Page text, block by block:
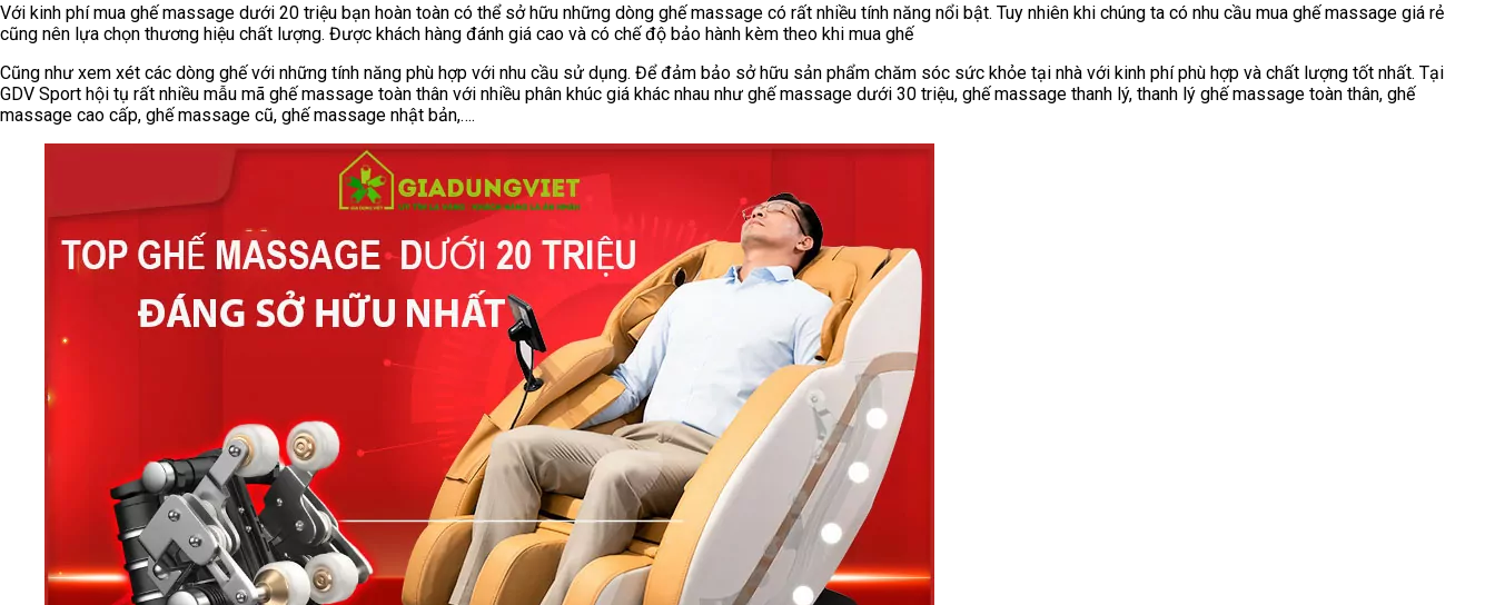
Với kinh phí mua ghế massage dưới 20 triệu bạn hoàn toàn có thể sở hữu những dòng ghế massage có rất nhiều tính năng nổi bật. Tuy nhiên khi chúng ta có nhu cầu mua ghế massage giá rẻ
cũng nên lựa chọn thương hiệu chất lượng. Được khách hàng đánh giá cao và có chế độ bảo hành kèm theo khi mua ghế
Cũng như xem xét các dòng ghế với những tính năng phù hợp với nhu cầu sử dụng. Để đảm bảo sở hữu sản phẩm chăm sóc sức khỏe tại nhà với kinh phí phù hợp và chất lượng tốt nhất. Tại
GDV Sport hội tụ rất nhiều mẫu mã ghế massage toàn thân với nhiều phân khúc giá khác nhau như ghế massage dưới 30 triệu, ghế massage thanh lý, thanh lý ghế massage toàn thân, ghế
massage cao cấp, ghế massage cũ, ghế massage nhật bản,….